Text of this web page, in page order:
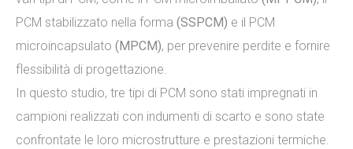
PCM stabilizzato nella forma (SSPCM) e il PCM
microincapsulato (MPCM), per prevenire perdite e fornire
flessibilità di progettazione.
In questo studio, tre tipi di PCM sono stati impregnati in
campioni realizzati con indumenti di scarto e sono state
confrontate le loro microstrutture e prestazioni termiche.